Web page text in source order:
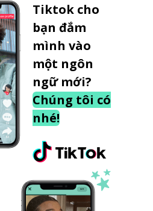
Tiktok cho
bạn đắm
mình vào
một ngôn
ngữ mới?
Chúng tôi có
nhé!